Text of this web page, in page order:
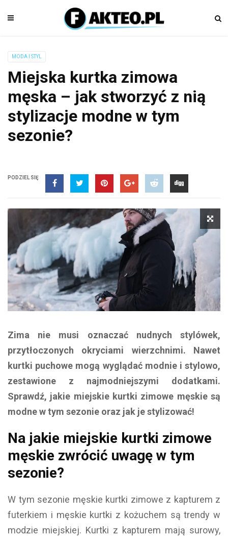
MODA I STYL
Miejska kurtka zimowa
męska – jak stworzyć z nią
stylizacje modne w tym
sezonie?
PODZIEL SIĘ
Zima nie musi oznaczać nudnych stylówek,
przytłoczonych okryciami wierzchnimi. Nawet
kurtki puchowe mogą wyglądać modnie i stylowo,
zestawione z najmodniejszymi dodatkami.
Sprawdź, jakie miejskie kurtki zimowe męskie są
modne w tym sezonie oraz jak je stylizować!
Na jakie miejskie kurtki zimowe
męskie zwrócić uwagę w tym
sezonie?
W tym sezonie męskie kurtki zimowe z kapturem z
futerkiem i męskie kurtki z kożuchem są trendy w
modzie miejskiej. Kurtki z kapturem mają surowy,